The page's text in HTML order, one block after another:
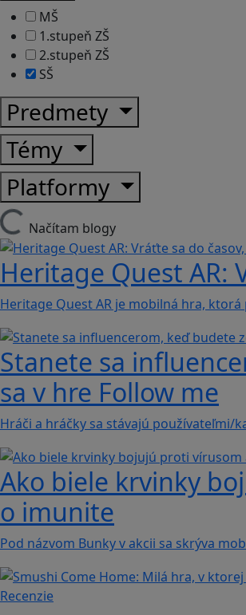
MŠ
1.stupeň ZŠ
2.stupeň ZŠ
SŠ
Predmety
Témy
Platformy
Načítam blogy
Heritage Quest AR:
Heritage Quest AR je mobilná hra,
Stanete sa
sa v hre Follow me
Hráči a hráčky sa stávajú používateľmi/
Ako biele krvinky
o imunite
Pod názvom Bunky v akcii sa skrýva
Recenzie